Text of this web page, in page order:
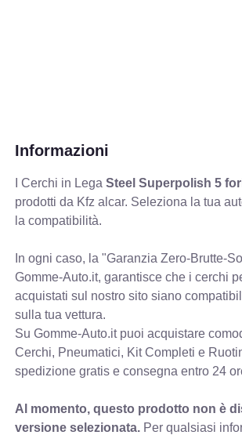
Informazioni
I Cerchi in LegaSteel Superpolish 5
prodotti da Kfz alcar. Seleziona la tua
la compatibilità.
In ogni caso, la "Garanzia Zero-Brutte-
Gomme-Auto.it, garantisce che i cerchi
acquistati sul nostro sito siano
sulla tua vettura.
Su Gomme-Auto.it puoi acquistare
Cerchi, Pneumatici, Kit Completi e
spedizione gratis e consegna entro 24
Al momento, questo prodotto non è
versione selezionata. Per qualsiasi